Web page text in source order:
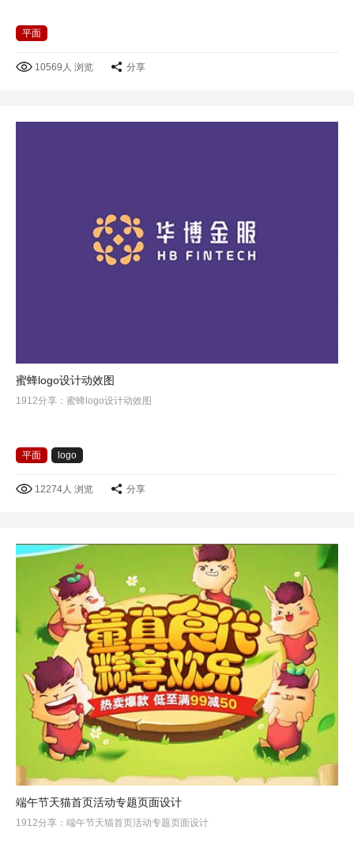
平面
10569人 浏览 分享
蜜蜂logo设计动效图
1912分享：蜜蜂logo设计动效图
平面 logo
12274人 浏览 分享
端午节天猫首页活动专题页面设计
1912分享：端午节天猫首页活动专题页面设计